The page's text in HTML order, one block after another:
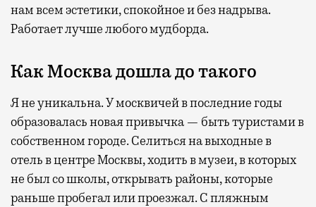
нам всем эстетики, спокойное и без надрыва.
Работает лучше любого мудборда.
Как Москва дошла до такого
Я не уникальна. У москвичей в последние годы
образовалась новая привычка — быть туристами в
собственном городе. Селиться на выходные в
отель в центре Москвы, ходить в музеи, в которых
не был со школы, открывать районы, которые
раньше пробегал или проезжал. С пляжным